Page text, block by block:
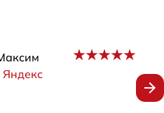
Яндекс